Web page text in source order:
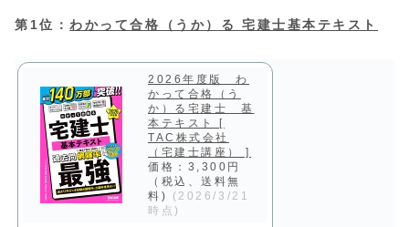
第1位： わかって合格（うか）る 宅建士基本テキスト
2026年度版 わ
かって合格（う
か）る宅建士 基
本テキスト [
TAC株式会社
（宅建士講座） ]
価格：3,300円
（税込、送料無
料)
(2026/3/21
時点)